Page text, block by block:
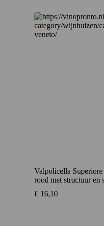
Valpolicella
rood met structuur en
€ 16,10